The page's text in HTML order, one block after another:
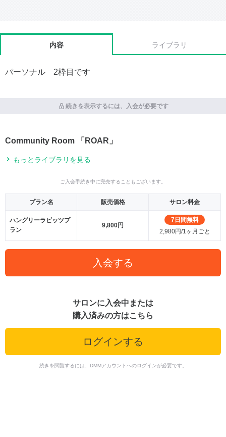
内容 ライブラリ
パーソナル 2枠目です
続きを表示するには、入会が必要です
Community Room 「ROAR」
もっとライブラリを見る
ご入会手続き中に完売することもございます。
プラン名 販売価格 サロン料金
ハングリーラビッツプ
ラン
9,800円
7日間無料
2,980円/1ヶ月ごと
入会する
サロンに入会中または
購入済みの方はこちら
ログインする
続きを閲覧するには、DMMアカウントへのログインが必要です。